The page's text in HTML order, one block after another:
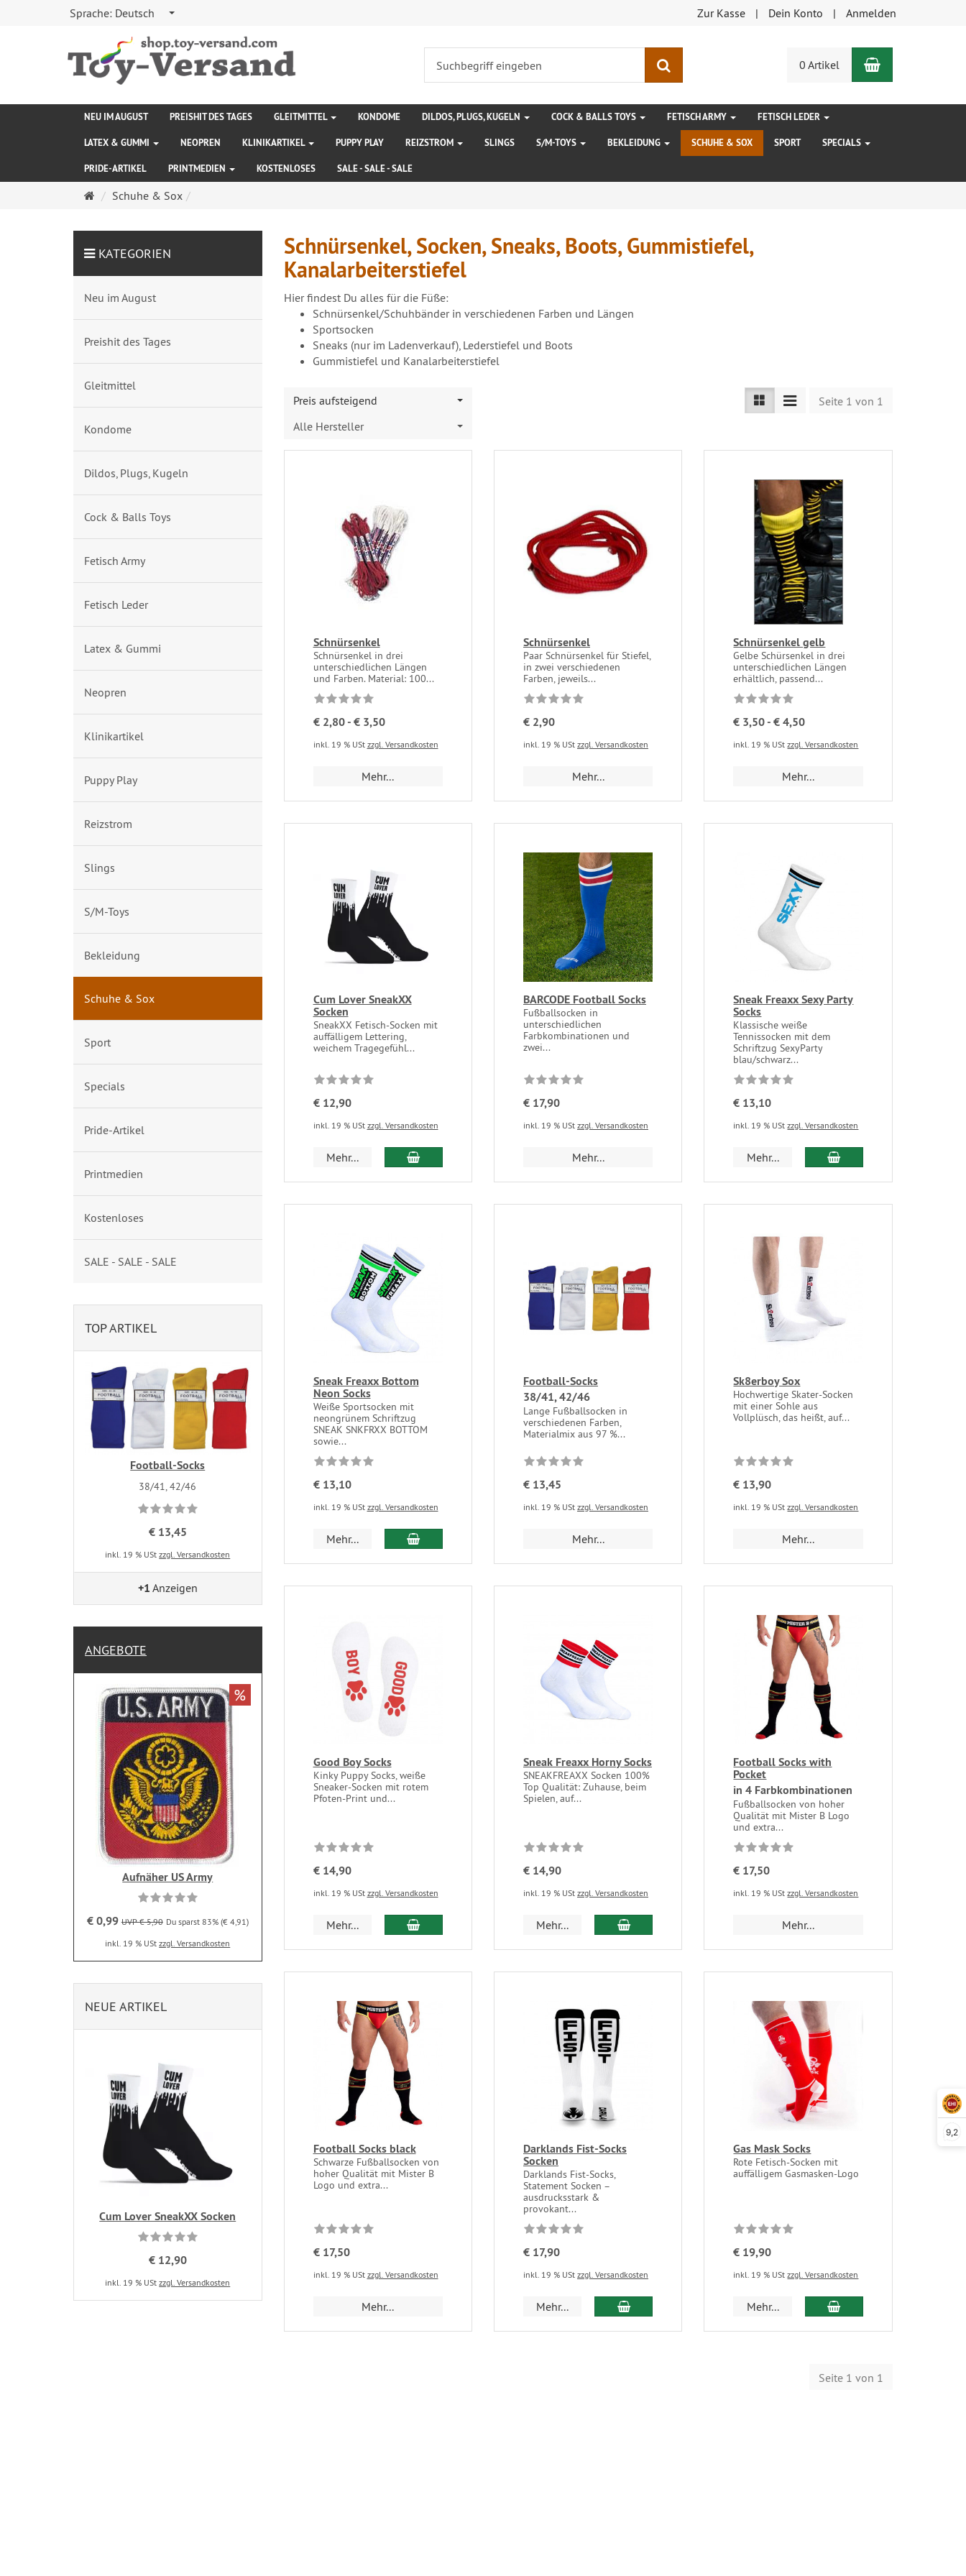
9,2
Sprache: Deutsch Zur Kasse Dein Konto Anmelden
0 Artikel Warenkorb
NEU IM AUGUST PREISHIT DES TAGES GLEITMITTEL KONDOME DILDOS, PLUGS, KUGELN COCK & BALLS TOYS FETISCH ARMY FETISCH LEDER
LATEX & GUMMI NEOPREN KLINIKARTIKEL PUPPY PLAY REIZSTROM SLINGS S/M-TOYS BEKLEIDUNG SCHUHE & SOX SPORT SPECIALS
PRIDE-ARTIKEL PRINTMEDIEN KOSTENLOSES SALE - SALE - SALE
Startseite
Schuhe & Sox
Schnürsenkel, Socken, Sneaks, Boots, Gummistiefel,
Kanalarbeiterstiefel
Hier findest Du alles für die Füße:
Schnürsenkel/Schuhbänder in verschiedenen Farben und Längen
Sportsocken
Sneaks (nur im Ladenverkauf), Lederstiefel und Boots
Gummistiefel und Kanalarbeiterstiefel
Preis aufsteigend
Alle Hersteller
Seite 1 von 1
Schnürsenkel
Schnürsenkel in drei
unterschiedlichen Längen
und Farben. Material: 100...
€ 2,80 - € 3,50
inkl. 19 % USt zzgl. Versandkosten
Mehr...
Schnürsenkel
Paar Schnürsenkel für Stiefel,
in zwei verschiedenen
Farben, jeweils...
€ 2,90
inkl. 19 % USt zzgl. Versandkosten
Mehr...
Schnürsenkel gelb
Gelbe Schürsenkel in drei
unterschiedlichen Längen
erhältlich, passend...
€ 3,50 - € 4,50
inkl. 19 % UStzzgl. Versandkosten
Mehr...
Cum Lover SneakXX
Socken
SneakXX Fetisch-Socken mit
auffälligem Lettering,
weichem Tragegefühl...
€ 12,90
inkl. 19 % USt zzgl. Versandkosten
Mehr...
BARCODE Football Socks
Fußballsocken in
unterschiedlichen
Farbkombinationen und
zwei...
€ 17,90
inkl. 19 % USt zzgl. Versandkosten
Mehr...
Sneak Freaxx Sexy Party
Socks
Klassische weiße
Tennissocken mit dem
Schriftzug SexyParty
blau/schwarz...
€ 13,10
inkl. 19 % UStzzgl. Versandkosten
Mehr...
Sneak Freaxx Bottom
Neon Socks
Weiße Sportsocken mit
neongrünem Schriftzug
SNEAK SNKFRXX BOTTOM
sowie...
€ 13,10
inkl. 19 % USt zzgl. Versandkosten
Mehr...
Football-Socks
38/41, 42/46
Lange Fußballsocken in
verschiedenen Farben,
Materialmix aus 97 %...
€ 13,45
inkl. 19 % USt zzgl. Versandkosten
Mehr...
Sk8erboy Sox
Hochwertige Skater-Socken
mit einer Sohle aus
Vollplüsch, das heißt, auf...
€ 13,90
inkl. 19 % UStzzgl. Versandkosten
Mehr...
Good Boy Socks
Kinky Puppy Socks, weiße
Sneaker-Socken mit rotem
Pfoten-Print und...
€ 14,90
inkl. 19 % USt zzgl. Versandkosten
Mehr...
Sneak Freaxx Horny Socks
SNEAKFREAXX Socken 100%
Top Qualität: Zuhause, beim
Spielen, auf...
€ 14,90
inkl. 19 % USt zzgl. Versandkosten
Mehr...
Football Socks with
Pocket
in 4 Farbkombinationen
Fußballsocken von hoher
Qualität mit Mister B Logo
und extra...
€ 17,50
inkl. 19 % UStzzgl. Versandkosten
Mehr...
Football Socks black
Schwarze Fußballsocken von
hoher Qualität mit Mister B
Logo und extra...
€ 17,50
inkl. 19 % USt zzgl. Versandkosten
Mehr...
Darklands Fist-Socks
Socken
Darklands Fist-Socks,
Statement Socken –
ausdrucksstark &
provokant...
€ 17,90
inkl. 19 % USt zzgl. Versandkosten
Mehr...
Gas Mask Socks
Rote Fetisch-Socken mit
auffälligem Gasmasken-Logo
€ 19,90
inkl. 19 % UStzzgl. Versandkosten
Mehr...
Seite 1 von 1
KATEGORIEN
Neu im August
Preishit des Tages
Gleitmittel
Kondome
Dildos, Plugs, Kugeln
Cock & Balls Toys
Fetisch Army
Fetisch Leder
Latex & Gummi
Neopren
Klinikartikel
Puppy Play
Reizstrom
Slings
S/M-Toys
Bekleidung
Schuhe & Sox
Sport
Specials
Pride-Artikel
Printmedien
Kostenloses
SALE - SALE - SALE
TOP ARTIKEL
Football-Socks
38/41, 42/46
€ 13,45
inkl. 19 % UStzzgl. Versandkosten
+1 Anzeigen
ANGEBOTE
Aufnäher US Army
€ 0,99 UVP € 5,90 Du sparst 83% (€ 4,91)
inkl. 19 % UStzzgl. Versandkosten
%
NEUE ARTIKEL
Cum Lover SneakXX Socken
€ 12,90
inkl. 19 % UStzzgl. Versandkosten